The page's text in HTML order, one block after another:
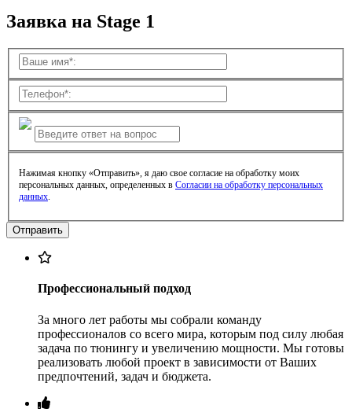
Заявка на Stage 1
Нажимая кнопку «Отправить», я даю свое согласие на обработку моих
персональных данных, определенных в Согласии на обработку персональных
данных.
Профессиональный подход
За много лет работы мы собрали команду
профессионалов со всего мира, которым под силу любая
задача по тюнингу и увеличению мощности. Мы готовы
реализовать любой проект в зависимости от Ваших
предпочтений, задач и бюджета.